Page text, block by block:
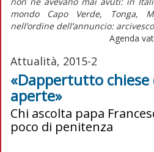
mondo Capo Verde, Tonga,
nell’ordine dell’annuncio:
Agenda
Attualità, 2015-2
«Dappertutto
aperte»
Chi ascolta papa
poco di penitenza